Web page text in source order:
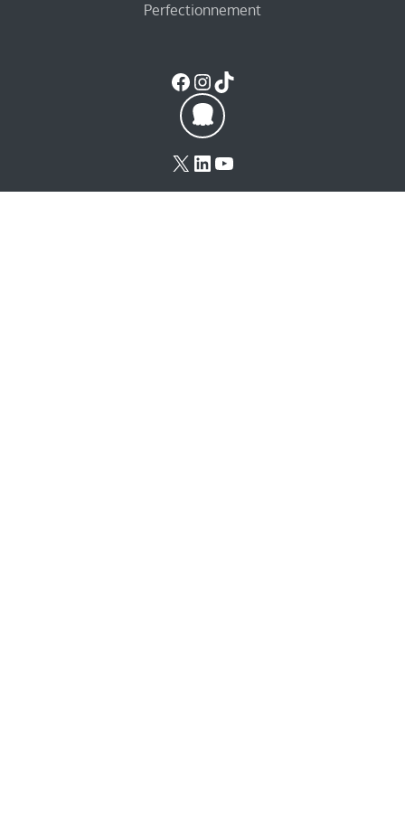
Perfectionnement
Facebook
Instagram
TikTok
X LinkedIn
YouTube